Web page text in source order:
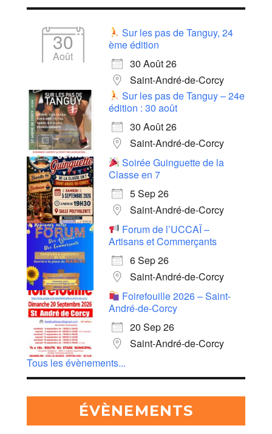
30
Août
Sur les pas de Tanguy, 24
ème édition
30 Août 26
Saint-André-de-Corcy
Sur les pas de Tanguy – 24e
édition : 30 août
30 Août 26
Saint-André-de-Corcy
Soirée Guinguette de la
Classe en 7
5 Sep 26
Saint-André-de-Corcy
Forum de l’UCCAÏ –
Artisans et Commerçants
6 Sep 26
Saint-André-de-Corcy
Foirefouille 2026 – Saint-
André-de-Corcy
20 Sep 26
Saint-André-de-Corcy
Tous les évènements...
ÉVÈNEMENTS